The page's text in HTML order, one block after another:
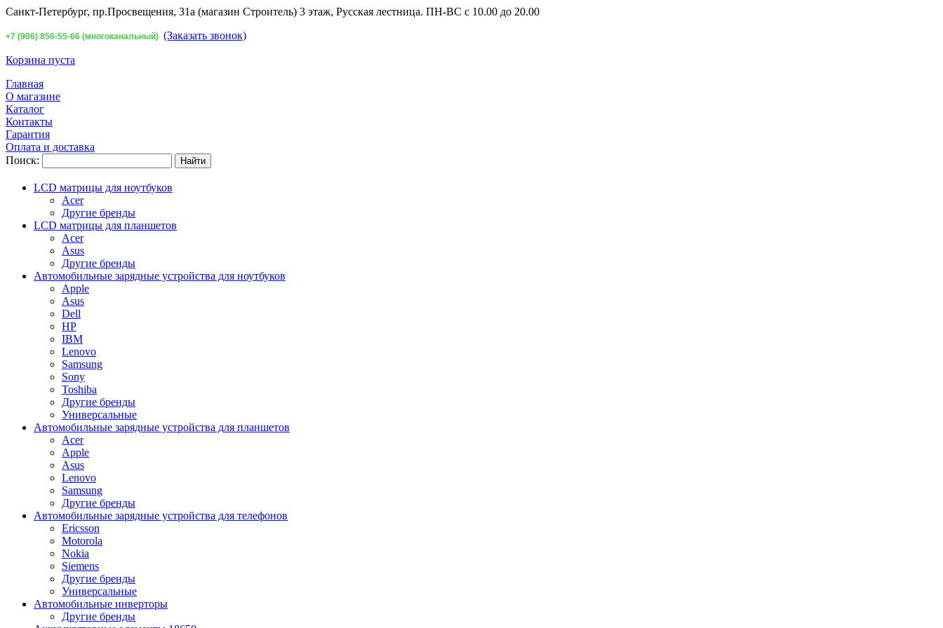
Санкт-Петербург, пр.Просвещения, 31а (магазин Строитель) 3 этаж, Русская лестница. ПН-ВС с 10.00 до 20.00
+7 (906) 856-55-66 (многоканальный) (Заказать звонок)
Корзина пуста
Главная
О магазине
Каталог
Контакты
Гарантия
Оплата и доставка
Поиск:
LCD матрицы для ноутбуков
Acer
Другие бренды
LCD матрицы для планшетов
Acer
Asus
Другие бренды
Автомобильные зарядные устройства для ноутбуков
Apple
Asus
Dell
HP
IBM
Lenovo
Samsung
Sony
Toshiba
Другие бренды
Универсальные
Автомобильные зарядные устройства для планшетов
Acer
Apple
Asus
Lenovo
Samsung
Другие бренды
Автомобильные зарядные устройства для телефонов
Ericsson
Motorola
Nokia
Siemens
Другие бренды
Универсальные
Автомобильные инверторы
Другие бренды